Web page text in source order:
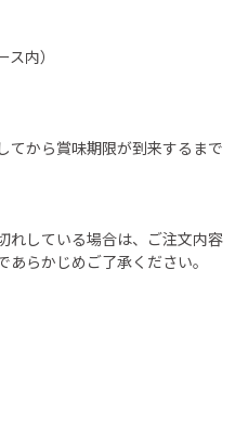
内）
から賞味期限が到来するまで
れしている場合は、ご注文内容
らかじめご了承ください。